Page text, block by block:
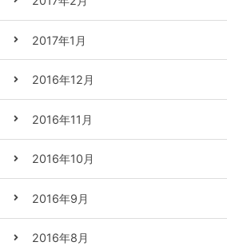
2017年1月
2016年12月
2016年11月
2016年10月
2016年9月
2016年8月